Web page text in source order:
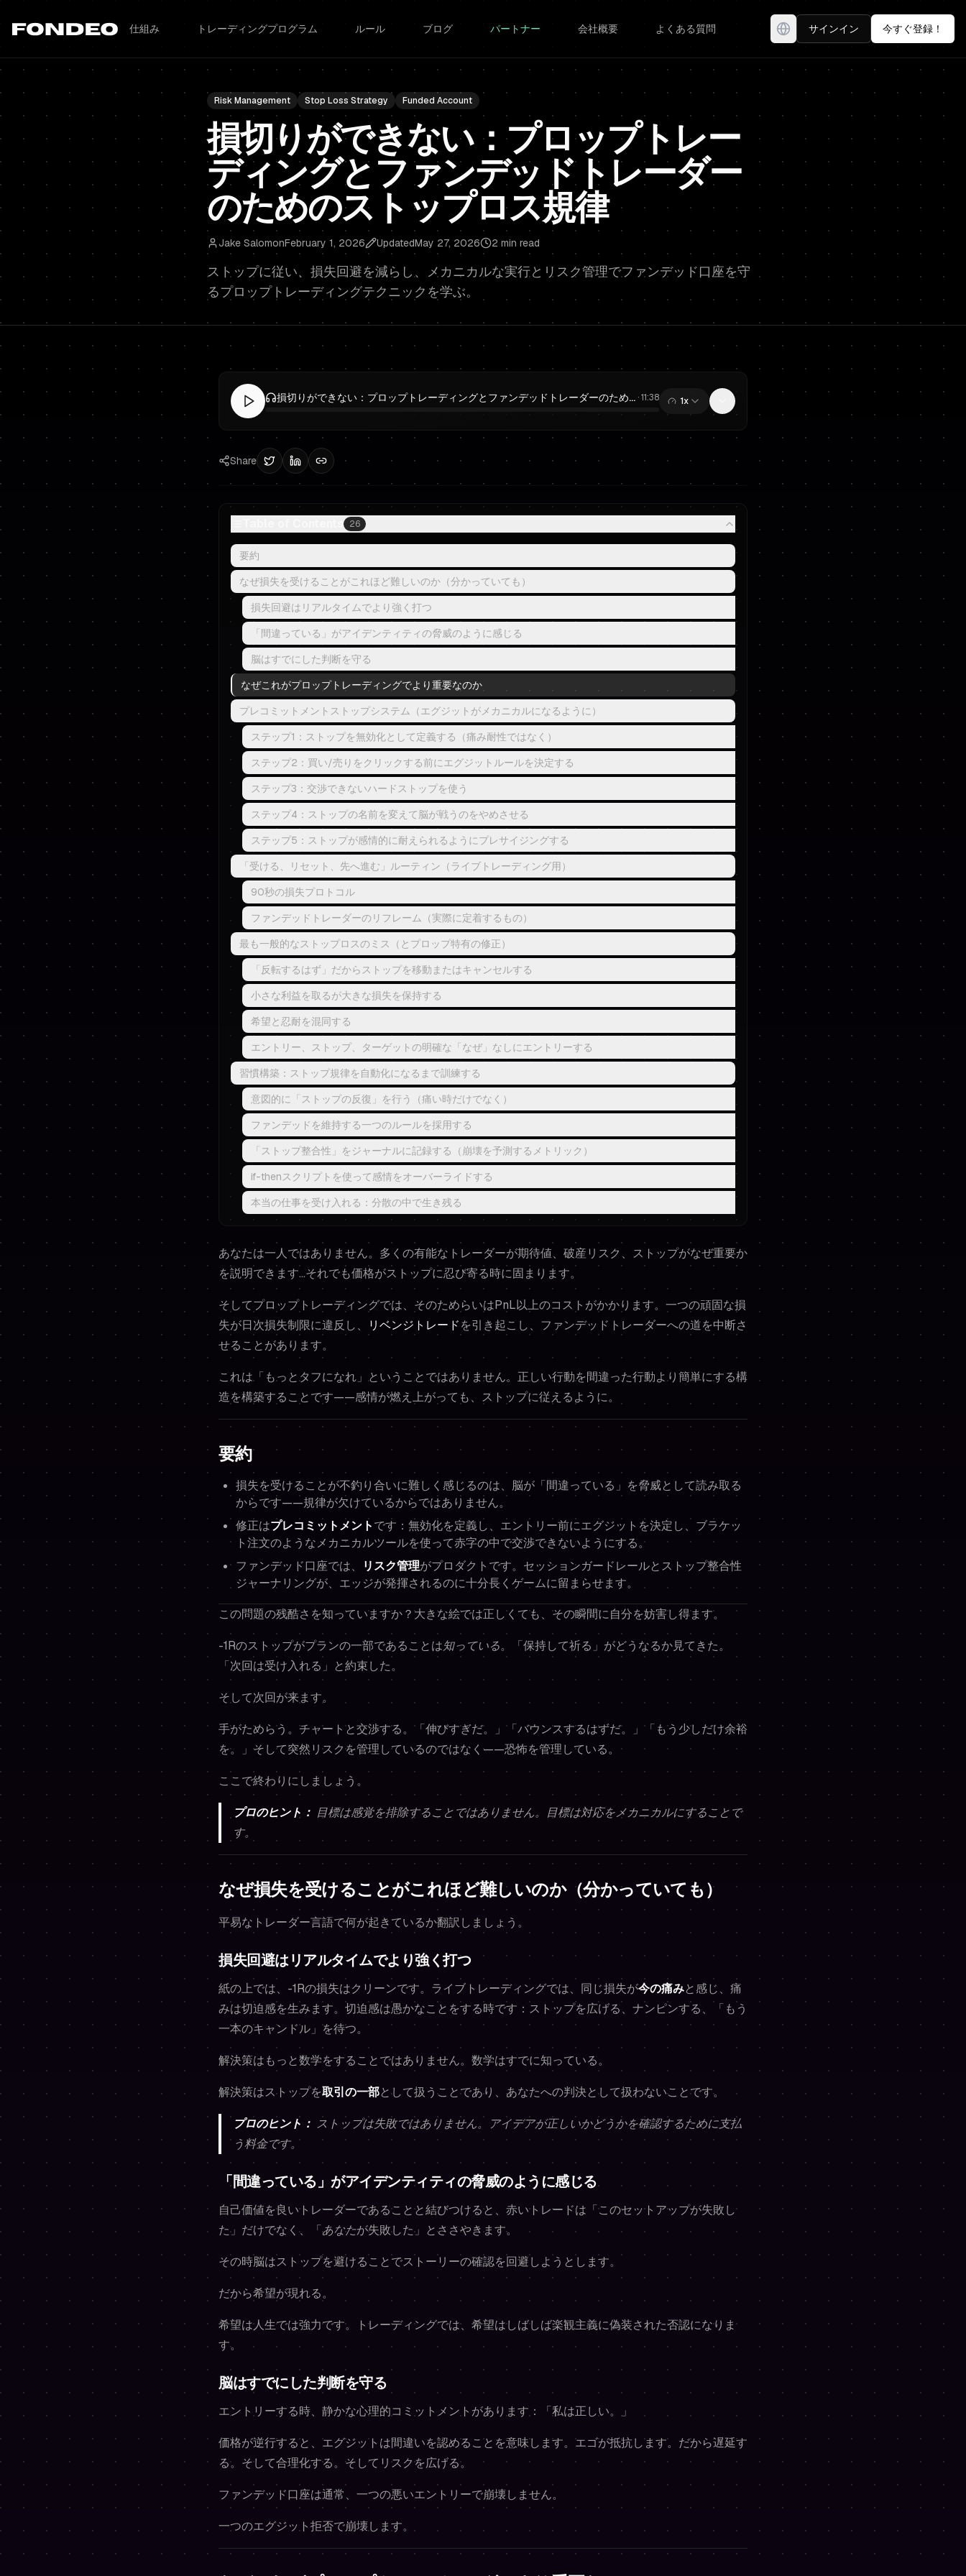
仕組み トレーディングプログラム ルール ブログ パートナー 会社概要 よくある質問 サインイン 今すぐ登録！
Risk Management Stop Loss Strategy Funded Account
損切りができない：プロップトレー
ディングとファンデッドトレーダー
のためのストップロス規律
Jake SalomonFebruary 1, 2026 UpdatedMay 27, 2026 2 min read
ストップに従い、損失回避を減らし、メカニカルな実行とリスク管理でファンデッド口座を守
るプロップトレーディングテクニックを学ぶ。
損切りができない：プロップトレーディングとファンデッドトレーダーのためのストップロス規律 ·11:38 1x
Share
26
要約
なぜ損失を受けることがこれほど難しいのか（分かっていても）
損失回避はリアルタイムでより強く打つ
「間違っている」がアイデンティティの脅威のように感じる
脳はすでにした判断を守る
なぜこれがプロップトレーディングでより重要なのか
プレコミットメントストップシステム（エグジットがメカニカルになるように）
ステップ1：ストップを無効化として定義する（痛み耐性ではなく）
ステップ2：買い/売りをクリックする前にエグジットルールを決定する
ステップ3：交渉できないハードストップを使う
ステップ4：ストップの名前を変えて脳が戦うのをやめさせる
ステップ5：ストップが感情的に耐えられるようにプレサイジングする
「受ける、リセット、先へ進む」ルーティン（ライブトレーディング用）
90秒の損失プロトコル
ファンデッドトレーダーのリフレーム（実際に定着するもの）
最も一般的なストップロスのミス（とプロップ特有の修正）
「反転するはず」だからストップを移動またはキャンセルする
小さな利益を取るが大きな損失を保持する
希望と忍耐を混同する
エントリー、ストップ、ターゲットの明確な「なぜ」なしにエントリーする
習慣構築：ストップ規律を自動化になるまで訓練する
意図的に「ストップの反復」を行う（痛い時だけでなく）
ファンデッドを維持する一つのルールを採用する
「ストップ整合性」をジャーナルに記録する（崩壊を予測するメトリック）
if-thenスクリプトを使って感情をオーバーライドする
本当の仕事を受け入れる：分散の中で生き残る
あなたは一人ではありません。多くの有能なトレーダーが期待値、破産リスク、ストップがなぜ重要か
を説明できます…それでも価格がストップに忍び寄る時に固まります。
そしてプロップトレーディングでは、そのためらいはPnL以上のコストがかかります。一つの頑固な損
失が日次損失制限に違反し、
リベンジトレードを引き起こし、ファンデッドトレーダーへの道を中断さ
せることがあります。
これは「もっとタフになれ」ということではありません。正しい行動を間違った行動より簡単にする構
造を構築することです——感情が燃え上がっても、ストップに従えるように。
要約
損失を受けることが不釣り合いに難しく感じるのは、脳が「間違っている」を脅威として読み取る
からです——規律が欠けているからではありません。
修正はプレコミットメントです：無効化を定義し、エントリー前にエグジットを決定し、ブラケッ
ト注文のようなメカニカルツールを使って赤字の中で交渉できないようにする。
ファンデッド口座では、
リスク管理がプロダクトです。セッションガードレールとストップ整合性
ジャーナリングが、エッジが発揮されるのに十分長くゲームに留まらせます。
この問題の残酷さを知っていますか？大きな絵では正しくても、その瞬間に自分を妨害し得ます。
-1Rのストップがプランの一部であることは知っている。「保持して祈る」がどうなるか見てきた。
「次回は受け入れる」と約束した。
そして次回が来ます。
手がためらう。チャートと交渉する。「伸びすぎだ。」「バウンスするはずだ。」「もう少しだけ余裕
を。」そして突然リスクを管理しているのではなく——恐怖を管理している。
ここで終わりにしましょう。
プロのヒント： 目標は感覚を排除することではありません。目標は対応をメカニカルにすることで
す。
なぜ損失を受けることがこれほど難しいのか（分かっていても）
平易なトレーダー言語で何が起きているか翻訳しましょう。
損失回避はリアルタイムでより強く打つ
紙の上では、-1Rの損失はクリーンです。ライブトレーディングでは、同じ損失が今の痛みと感じ、痛
みは切迫感を生みます。切迫感は愚かなことをする時です：ストップを広げる、ナンピンする、「もう
一本のキャンドル」を待つ。
解決策はもっと数学をすることではありません。数学はすでに知っている。
解決策はストップを取引の一部として扱うことであり、あなたへの判決として扱わないことです。
プロのヒント： ストップは失敗ではありません。アイデアが正しいかどうかを確認するために支払
う料金です。
「間違っている」がアイデンティティの脅威のように感じる
自己価値を良いトレーダーであることと結びつけると、赤いトレードは「このセットアップが失敗し
た」だけでなく、「あなたが失敗した」とささやきます。
その時脳はストップを避けることでストーリーの確認を回避しようとします。
だから希望が現れる。
希望は人生では強力です。トレーディングでは、希望はしばしば楽観主義に偽装された否認になりま
す。
脳はすでにした判断を守る
エントリーする時、静かな心理的コミットメントがあります：「私は正しい。」
価格が逆行すると、エグジットは間違いを認めることを意味します。エゴが抵抗します。だから遅延す
る。そして合理化する。そしてリスクを広げる。
ファンデッド口座は通常、一つの悪いエントリーで崩壊しません。
一つのエグジット拒否で崩壊します。